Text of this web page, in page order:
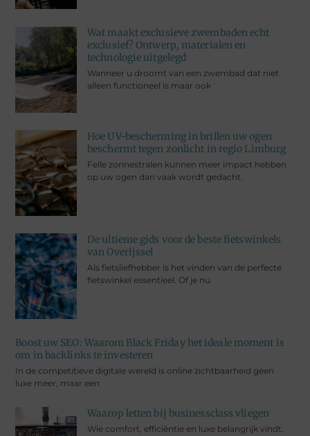
Wat maakt exclusieve zwembaden echt
exclusief? Ontwerp, materialen en
technologie uitgelegd
Wanneer u droomt van een zwembad dat niet
alleen functioneel is maar ook
Hoe UV-bescherming in brillen uw ogen
beschermt tegen zonlicht in regio Limburg
Felle zonnestralen kunnen meer impact hebben
op uw ogen dan vaak wordt gedacht.
De ultieme gids voor de beste fietswinkels
van Overijssel
Als fietsliefhebber is het vinden van de perfecte
fietswinkel essentieel. Of je nu
Boost uw SEO: Waarom Black Friday het ideale moment is
om in backlinks te investeren
In de competitieve digitale wereld is online zichtbaarheid geen
luxe meer, maar een
Waarop letten bij businessclass vliegen
Wie comfort, efficiëntie en luxe belangrijk vindt,